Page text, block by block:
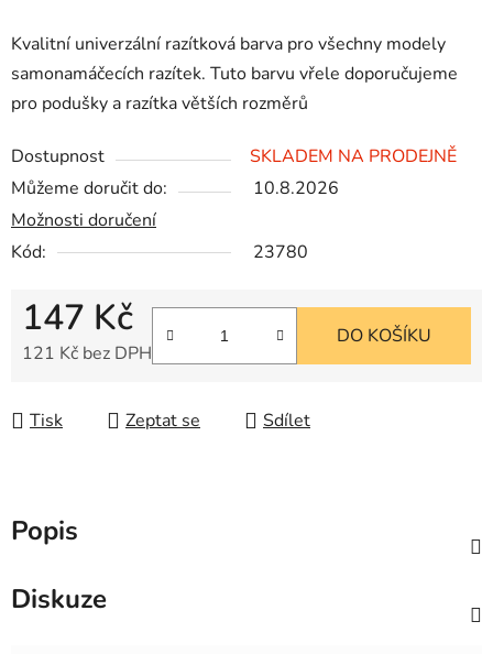
Kvalitní univerzální razítková barva pro všechny modely
samonamáčecích razítek. Tuto barvu vřele doporučujeme
pro podušky a razítka větších rozměrů
Dostupnost
SKLADEM NA PRODEJNĚ
Můžeme doručit do:
10.8.2026
Možnosti doručení
Kód:
23780
147 Kč
121 Kč bez DPH
DO KOŠÍKU
Tisk Zeptat se Sdílet
Popis
Diskuze